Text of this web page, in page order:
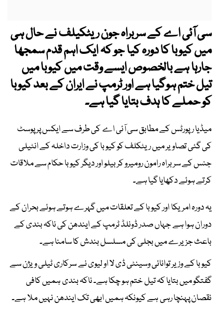
سی آئی اے کے سربراہ جون ریٹکیلف نے حال ہی
میں کیوبا کا دورہ کیا جو کہ ایک اہم قدم سمجھا
جارہا ہے بالخصوص ایسے وقت میں کیوبا میں
تیل ختم ہوگیا ہے اور ٹرمپ نے ایران کے بعد کیوبا
کو حملے کا ہدف بتایا گیا ہے۔
میڈیا رپورٹس کے مطابق سی آئی اے کی طرف سے ایکس پر پوسٹ
کی گئی تصاویر میں ریٹکلف کو کیوبا کی وزارت داخلہ کے انٹیلی
جنس کے سربراہ رامون رومیرو کربیلو اور دیگر کیوبا حکام سے ملاقات
کرتے ہوئے دکھایا گیا ہے۔
یہ دورہ امریکا اور کیوبا کے تعلقات میں گہرے ہوتے ہوئے بحران کے
دوران ہوا ہے جہاں صدر ڈونلڈ ٹرمپ کے ایندھن کی ناکہ بندی کے
باعث جزیرے میں بجلی کی مسلسل بندش کا سامنا ہے۔
کیوبا کے وزیر توانائی وسینٹی ڈی لا او لیوی نے سرکاری ٹیلی ویژن سے
گفتگو میں بتایا کہ تیل ختم ہو چکا ہے۔ ناکہ بندی ہمیں کافی
نقصان پہنچا رہی ہے کیونکہ ہمیں ابھی تک ایندھن نہیں ملا ہے۔